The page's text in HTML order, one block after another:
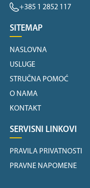
+385 1 2852 117
SITEMAP
NASLOVNA
USLUGE
STRUČNA POMOĆ
O NAMA
KONTAKT
SERVISNI LINKOVI
PRAVILA PRIVATNOSTI
PRAVNE NAPOMENE